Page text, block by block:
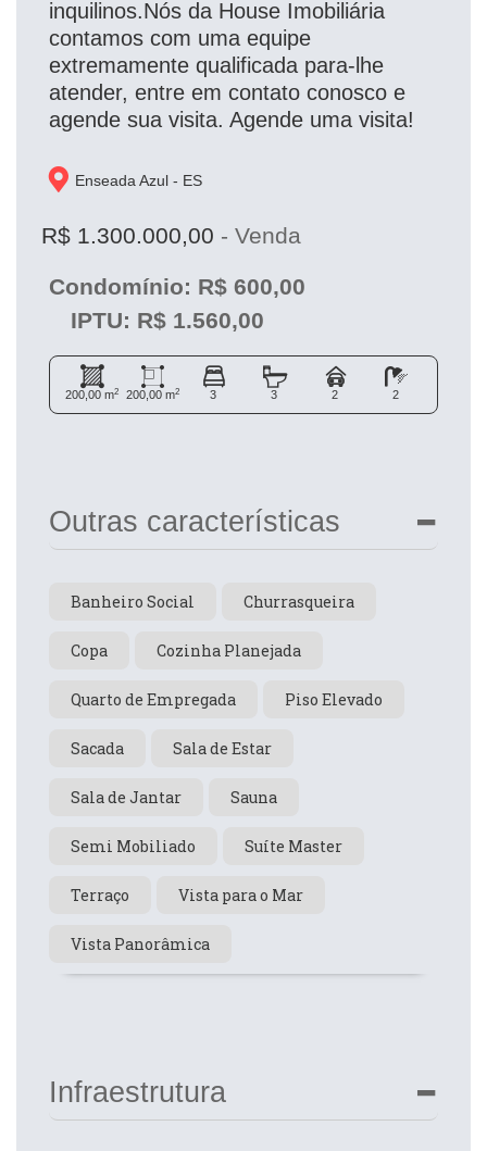
inquilinos.Nós da House Imobiliária
contamos com uma equipe
extremamente qualificada para-lhe
atender, entre em contato conosco e
agende sua visita. Agende uma visita!
Enseada Azul - ES
R$ 1.300.000,00 - Venda
Condomínio: R$ 600,00
IPTU: R$ 1.560,00
200,00 m2 200,00 m2 3 3 2 2
Outras características
Banheiro Social Churrasqueira
Copa Cozinha Planejada
Quarto de Empregada Piso Elevado
Sacada Sala de Estar
Sala de Jantar Sauna
Semi Mobiliado Suíte Master
Terraço Vista para o Mar
Vista Panorâmica
Infraestrutura